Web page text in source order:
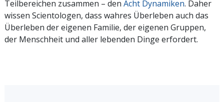
Teilbereichen zusammen – den Acht Dynamiken. Daher
wissen Scientologen, dass wahres Überleben auch das
Überleben der eigenen Familie, der eigenen Gruppen,
der Menschheit und aller lebenden Dinge erfordert.